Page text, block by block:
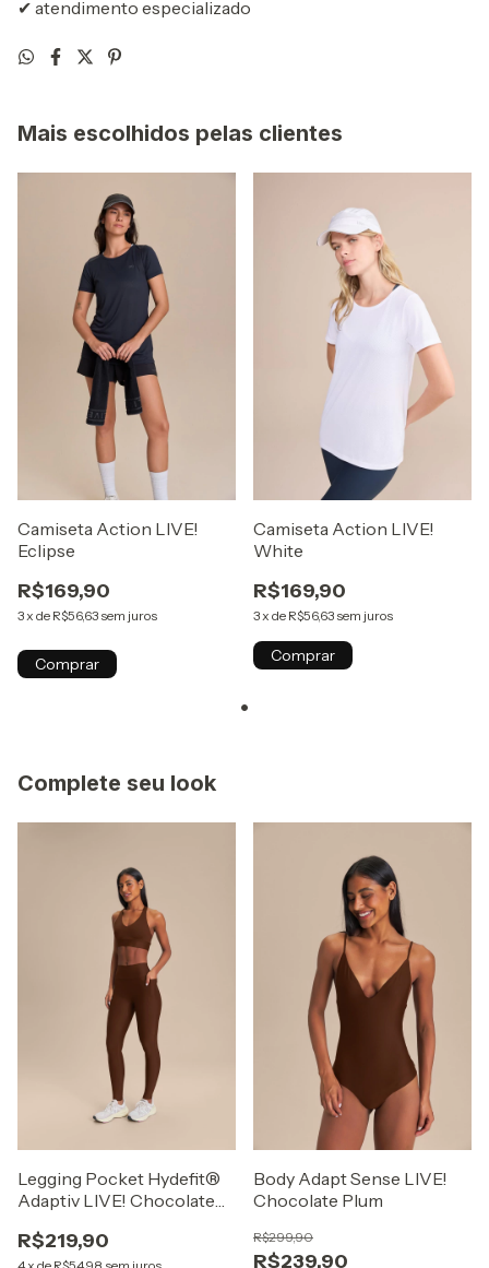
✔ atendimento especializado
Mais escolhidos pelas clientes
Camiseta Action LIVE!
Eclipse
R$169,90
3 x de R$56,63 sem juros
Comprar
Camiseta Action LIVE!
White
R$169,90
3 x de R$56,63 sem juros
Comprar
Complete seu look
Legging Pocket Hydefit®
Adaptiv LIVE! Chocolate
R$219,90
Body Adapt Sense LIVE!
Chocolate Plum
R$239,90
R$299,90